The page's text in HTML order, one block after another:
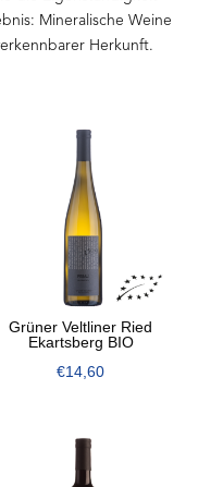
Mineralische Weine
Herkunft.
Grüner Veltliner Ried
Ekartsberg BIO
€14,60